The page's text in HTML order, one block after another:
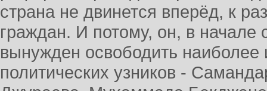
страна не двинется вперёд, к
граждан. И потому, он, в начале
вынужден освободить наиболее
политических узников -